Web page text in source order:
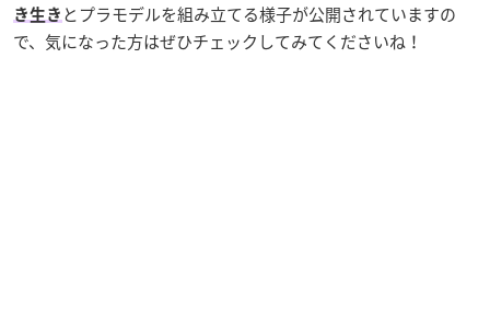
き生き とプラモデルを組み立てる様子が公開されていますの
で、気になった方はぜひチェックしてみてくださいね！